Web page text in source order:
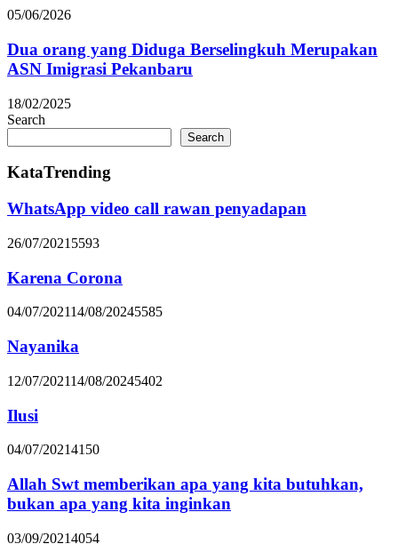
05/06/2026
Dua orang yang Diduga Berselingkuh Merupakan
ASN Imigrasi Pekanbaru
18/02/2025
Search
Search
KataTrending
WhatsApp video call rawan penyadapan
26/07/2021 5593
Karena Corona
04/07/202114/08/20245585
Nayanika
12/07/202114/08/20245402
Ilusi
04/07/20214150
Allah Swt memberikan apa yang kita butuhkan,
bukan apa yang kita inginkan
03/09/20214054